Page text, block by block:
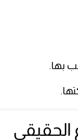
بها.